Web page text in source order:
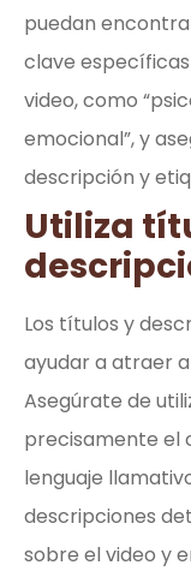
puedan
clave
video, como
emocional”, y
descripción y
Utiliza
Los títulos y
ayudar a atraer
Asegúrate de
precisamente el
lenguaje
descripciones
sobre el video y